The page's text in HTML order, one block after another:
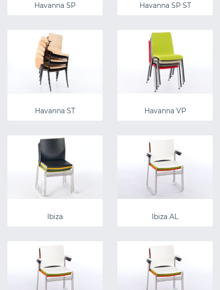
Havanna SP Havanna SP ST
Havanna ST Havanna VP
Ibiza Ibiza AL